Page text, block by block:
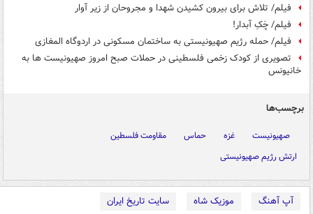
فیلم/ تلاش برای بیرون کشیدن شهدا و مجروحان از زیر آوار
فیلم/ چَکِ آبدار!
فیلم/ حمله رژیم صهیونیستی به ساختمان مسکونی در اردوگاه المغازی
تصویری از کودک زخمی فلسطینی در حملات صبح امروز صهیونیست ها به
خانیونس
برچسب‌ها
صهیونیست غزه حماس
مقاومت فلسطین
ارتش رژیم صهیونیستی
آپ آهنگ موزیک شاه
سایت تاریخ ایران